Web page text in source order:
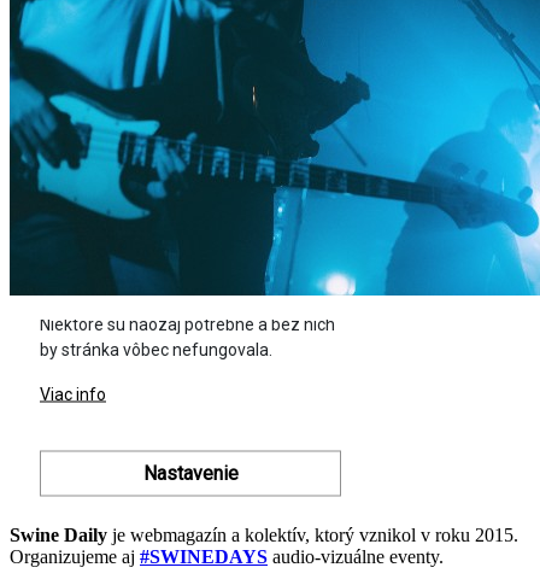
Swine Daily je webmagazín a kolektív, ktorý vznikol v roku 2015.
Organizujeme aj #SWINEDAYS audio-vizuálne eventy.